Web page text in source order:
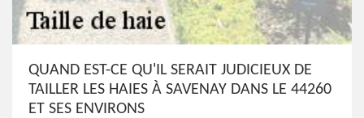
QUAND EST-CE QU'IL SERAIT JUDICIEUX DE
TAILLER LES HAIES À SAVENAY DANS LE 44260
ET SES ENVIRONS